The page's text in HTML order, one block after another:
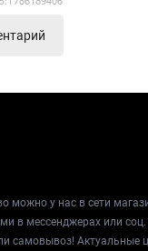
можно у нас в сети
в мессенджерах или соц.
самовывоз! Актуальные